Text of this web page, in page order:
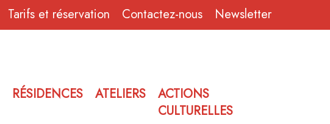
Tarifs et réservation Contactez-nous Newsletter
RÉSIDENCES ATELIERS
ACTIONS
CULTURELLES